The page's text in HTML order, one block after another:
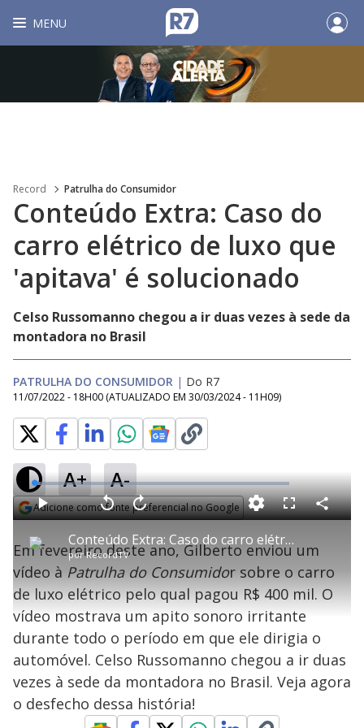
MENU
Record Patrulha do Consumidor
Conteúdo Extra: Caso do
carro elétrico de luxo que
'apitava' é solucionado
Celso Russomanno chegou a ir duas vezes à sede da
montadora no Brasil
PATRULHA DO CONSUMIDOR | Do R7
11/07/2022 - 18H00 (ATUALIZADO EM 30/03/2024 - 11H09)
A+ A-
Adicione como fonte preferencial no Google
P
l
a
y
Conteúdo Extra: Caso do carro elétrico de luxo que 'apitava' é solucionado
porRecordTV
P V
l
t
a
r
1
0
e
g
n
d
A
a
n
ç
a
r
1
s
e
u
n
o
s
M
u
L
o
a
d
e
:
2
.
4
3
%
F
l
s
c
e
n
C
o
i
l
h
a
Em fevereiro deste ano, Gilberto enviou um
vídeo à Patrulha do Consumidor sobre o carro
de luxo elétrico pelo qual pagou R$ 400 mil. O
vídeo mostrava um apito sonoro irritante
durante todo o período em que ele dirigia o
automóvel. Celso Russomanno chegou a ir duas
vezes à sede da montadora no Brasil. Veja agora
o desfecho dessa história!